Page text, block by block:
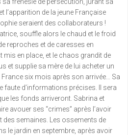
l’apparition de la jeune Française
seraient des collaborateurs !
souffle alors le chaud et le froid
reproches et de caresses en
mis en place, et le chaos grandit de
et supplie sa mère de lui acheter un
France six mois après son arrivée… Sa
d’informations précises. Il sera
les fonds arriveront. Sabrina et
avouer ses “crimes” après l’avoir
des semaines. Les ossements de
le jardin en septembre, après avoir